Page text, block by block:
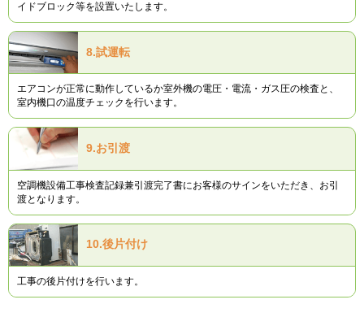
イドブロック等を設置いたします。
8.試運転
エアコンが正常に動作しているか室外機の電圧・電流・ガス圧の検査と、
室内機口の温度チェックを行います。
9.お引渡
空調機設備工事検査記録兼引渡完了書にお客様のサインをいただき、お引
渡となります。
10.後片付け
工事の後片付けを行います。